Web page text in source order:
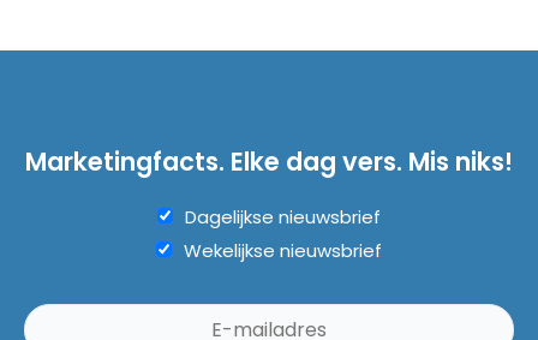
Marketingfacts. Elke dag vers. Mis niks!
Dagelijkse nieuwsbrief
Wekelijkse nieuwsbrief